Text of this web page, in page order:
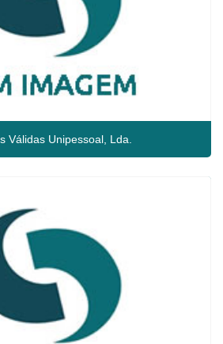
Válidas Unipessoal, Lda.